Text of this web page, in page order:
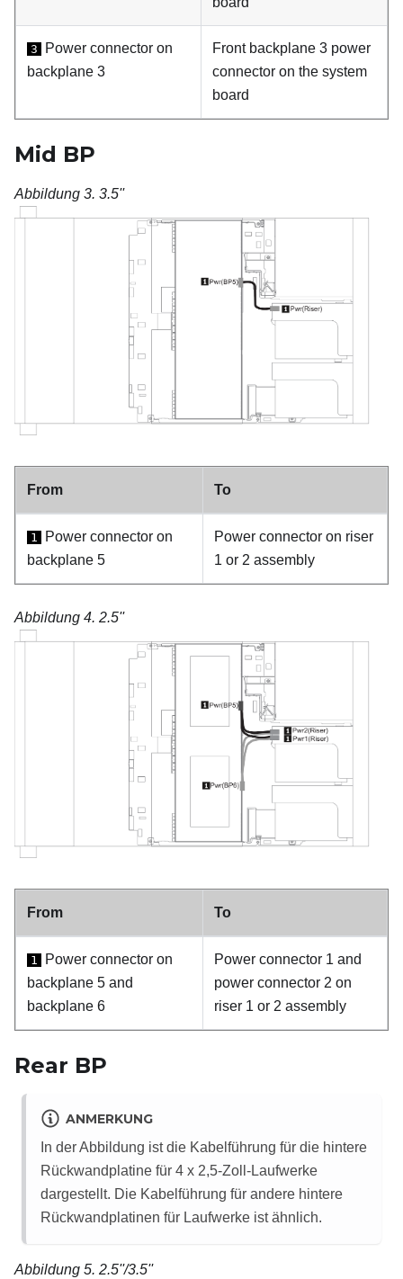
3
Power connector on
backplane 3
Front backplane 3 power
connector on the system
board
Mid BP
Abbildung 3. 3.5''
From To
1
Power connector on
backplane 5
Power connector on riser
1 or 2 assembly
Abbildung 4. 2.5''
From To
1
Power connector on
backplane 5 and
backplane 6
Power connector 1 and
power connector 2 on
riser 1 or 2 assembly
Rear BP
ANMERKUNG
In der Abbildung ist die Kabelführung für die hintere
Rückwandplatine für 4 x 2,5‑Zoll-Laufwerke
dargestellt. Die Kabelführung für andere hintere
Rückwandplatinen für Laufwerke ist ähnlich.
Abbildung 5. 2.5''/3.5''